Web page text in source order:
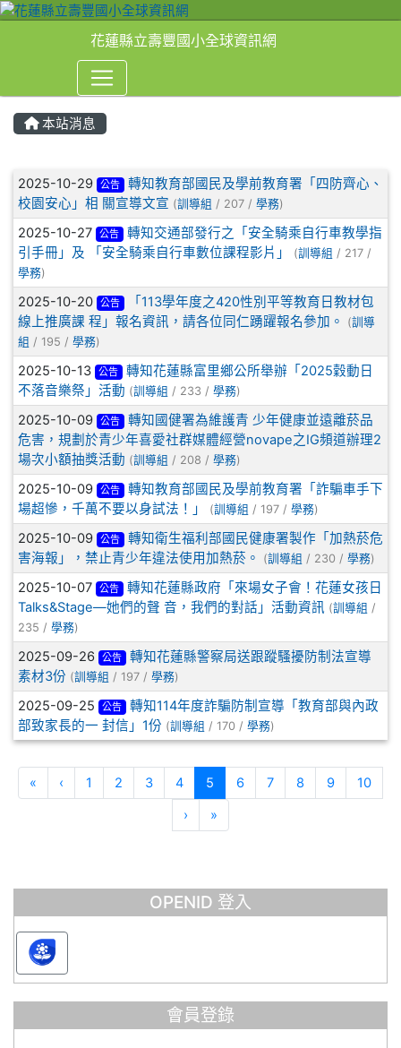
花蓮縣立壽豐國小全球資訊網
本站消息
文章列表
2025-10-29 公告
轉知教育部國民及學前教育署「四防齊心、
校園安心」相 關宣導文宣 (訓導組 / 207 / 學務)
2025-10-27 公告
轉知交通部發行之「安全騎乘自行車教學指
引手冊」及 「安全騎乘自行車數位課程影片」
(訓導組 / 217 /
學務)
2025-10-20 公告
「113學年度之420性別平等教育日教材包
線上推廣課 程」報名資訊，請各位同仁踴躍報名參加。
(訓導
組 / 195 / 學務)
2025-10-13 公告
轉知花蓮縣富里鄉公所舉辦「2025穀動日
不落音樂祭」活動 (訓導組 / 233 / 學務)
2025-10-09 公告
轉知國健署為維護青 少年健康並遠離菸品
危害，規劃於青少年喜愛社群媒體經營novape之IG頻道辦理2
場次小額抽獎活動 (訓導組 / 208 / 學務)
2025-10-09 公告
轉知教育部國民及學前教育署「詐騙車手下
場超慘，千萬不要以身試法！」
(訓導組 / 197 / 學務)
2025-10-09 公告
轉知衛生福利部國民健康署製作「加熱菸危
害海報」，禁止青少年違法使用加熱菸。
(訓導組 / 230 / 學務)
2025-10-07 公告
轉知花蓮縣政府「來場女子會！花蓮女孩日
Talks&Stage—她們的聲 音，我們的對話」活動資訊 (訓導組 /
235 / 學務)
2025-09-26 公告
轉知花蓮縣警察局送跟蹤騷擾防制法宣導
素材3份 (訓導組 / 197 / 學務)
2025-09-25 公告
轉知114年度詐騙防制宣導「教育部與內政
部致家長的一 封信」1份 (訓導組 / 170 / 學務)
« 第一頁
‹ 上一頁
1 2 3 4 5 (目前頁次)
6 7 8 9
10
›下一頁
»最後頁
OPENID 登入
會員登錄